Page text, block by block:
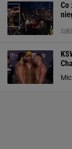
Co